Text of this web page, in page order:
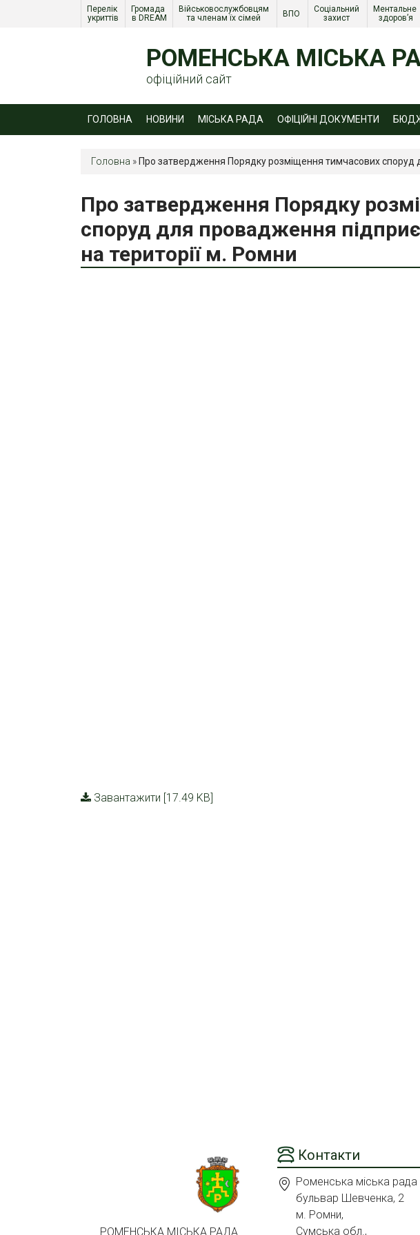
Перелік
укриттів
Громада
в DREAM
Військовослужбовцям
та членам їх сімей
ВПО
Соціальний
захист
Ментальне
здоров’я
РОМЕНСЬКА МІСЬКА
офіційний сайт
ГОЛОВНА НОВИНИ МІСЬКА РАДА ОФІЦІЙНІ ДОКУМЕНТИ
Головна » Про затвердження Порядку розміщення тимчасових споруд
Про затвердження Порядку
споруд для провадження
на території м. Ромни
Завантажити [17.49 KB]
РОМЕНСЬКА МІСЬКА РАДА
Контакти
Роменська міська рада
бульвар Шевченка, 2
м. Ромни,
Сумська обл.,